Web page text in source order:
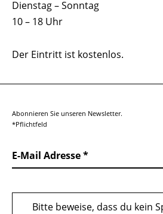
Dienstag – Sonntag
10 – 18 Uhr
Der Eintritt ist kostenlos.
Abonnieren Sie unseren Newsletter.
*Pflichtfeld
E-Mail Adresse
Bitte beweise, dass du kein